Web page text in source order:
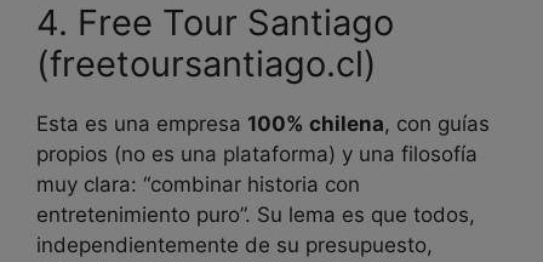
4. Free Tour Santiago
(freetoursantiago.cl)
Esta es una empresa 100% chilena, con guías
propios (no es una plataforma) y una filosofía
muy clara: “combinar historia con
entretenimiento puro”. Su lema es que todos,
independientemente de su presupuesto,